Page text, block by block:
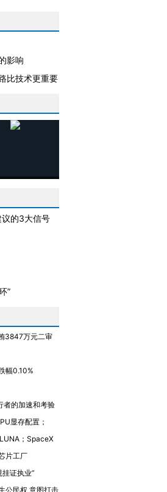
私7万
含3种
100种
影响
比技术更重要
议的3大信号
”
3847万元二审
幅0.10%
者的加速和考验
显存配置；
；SpaceX
片工厂
证执业”
公民权 意图打击